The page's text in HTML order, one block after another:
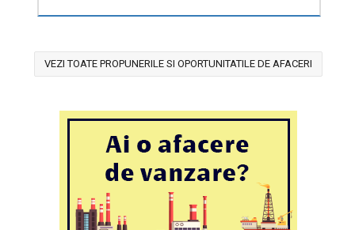
VEZI TOATE PROPUNERILE SI OPORTUNITATILE DE AFACERI